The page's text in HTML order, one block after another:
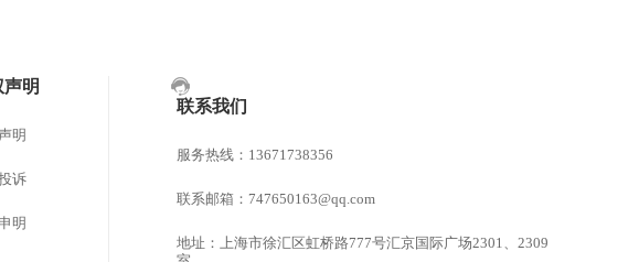
声明
明
诉
明
联系我们
服务热线：13671738356
联系邮箱：747650163@qq.com
地址：上海市徐汇区虹桥路777号汇京国际广场2301、2309